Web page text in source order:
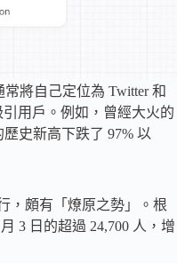
將自己定位為 Twitter 和
用戶。例如，曾經大火的
史新高下跌了 97% 以
，頗有「燎原之勢」。根
3 日的超過 24,700 人，增